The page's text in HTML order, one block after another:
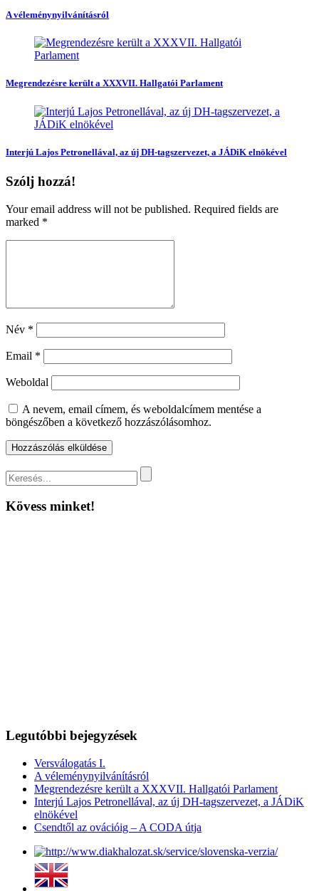
A véleménynyilvánításról
Megrendezésre került a XXXVII. Hallgatói Parlament
Interjú Lajos Petronellával, az új DH-tagszervezet, a JÁDiK elnökével
Szólj hozzá!
Your email address will not be published. Required fields are
marked *
Név *
Email *
Weboldal
A nevem, email címem, és weboldalcímem mentése a
böngészőben a következő hozzászólásomhoz.
Kövess minket!
Legutóbbi bejegyzések
Versválogatás I.
A véleménynyilvánításról
Megrendezésre került a XXXVII. Hallgatói Parlament
Interjú Lajos Petronellával, az új DH-tagszervezet, a JÁDiK
elnökével
Csendtől az ovációig – A CODA útja